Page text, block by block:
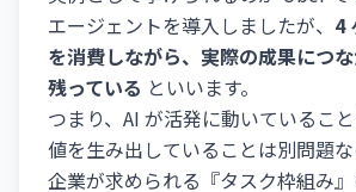
エージェントを導入しましたが、 4
を消費しながら、実際の成果につ
残っている といいます。
つまり、AI が活発に動いているこ
値を生み出していることは別問題な
企業が求められる『タスク枠組み